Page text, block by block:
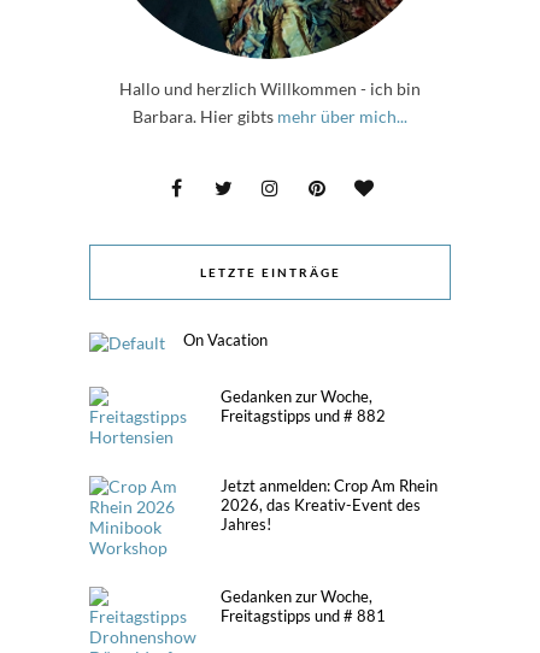
Hallo und herzlich Willkommen - ich bin
Barbara. Hier gibts mehr über mich...
LETZTE EINTRÄGE
On Vacation
Gedanken zur Woche,
Freitagstipps und # 882
Jetzt anmelden: Crop Am Rhein
2026, das Kreativ-Event des
Jahres!
Gedanken zur Woche,
Freitagstipps und # 881